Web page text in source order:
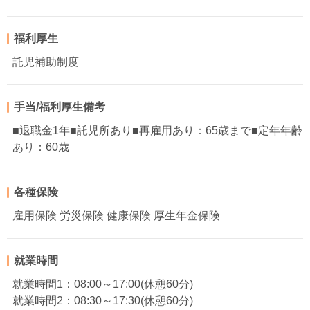
福利厚生
託児補助制度
手当/福利厚生備考
■退職金1年■託児所あり■再雇用あり：65歳まで■定年年齢
あり：60歳
各種保険
雇用保険 労災保険 健康保険 厚生年金保険
就業時間
就業時間1：08:00～17:00(休憩60分)
就業時間2：08:30～17:30(休憩60分)